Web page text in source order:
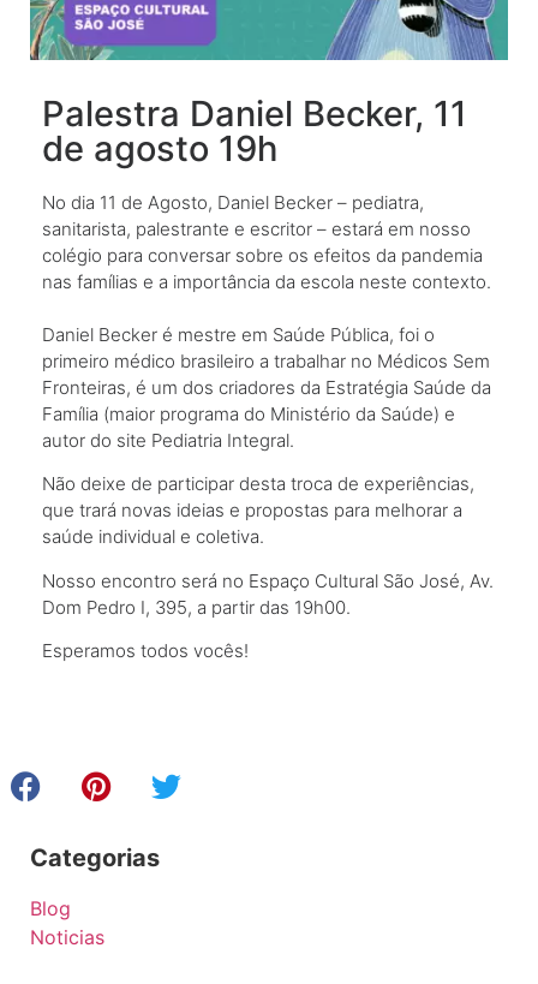
Palestra Daniel Becker, 11
de agosto 19h
No dia 11 de Agosto, Daniel Becker – pediatra,
sanitarista, palestrante e escritor – estará em nosso
colégio para conversar sobre os efeitos da pandemia
nas famílias e a importância da escola neste contexto.
Daniel Becker é mestre em Saúde Pública, foi o
primeiro médico brasileiro a trabalhar no Médicos Sem
Fronteiras, é um dos criadores da Estratégia Saúde da
Família (maior programa do Ministério da Saúde) e
autor do site Pediatria Integral.
Não deixe de participar desta troca de experiências,
que trará novas ideias e propostas para melhorar a
saúde individual e coletiva.
Nosso encontro será no Espaço Cultural São José, Av.
Dom Pedro I, 395, a partir das 19h00.
Esperamos todos vocês!
Categorias
Blog
Noticias